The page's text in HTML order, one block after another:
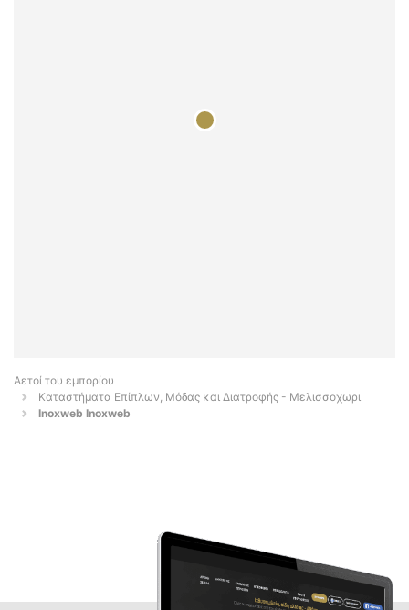
Αετοί του εμπορίου
Καταστήματα Επίπλων, Μόδας και Διατροφής - Μελισσοχωρι
Inoxweb Inoxweb